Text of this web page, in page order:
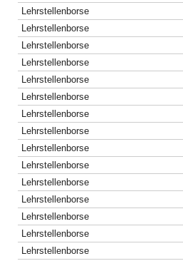
Lehrstellenborse
Lehrstellenborse
Lehrstellenborse
Lehrstellenborse
Lehrstellenborse
Lehrstellenborse
Lehrstellenborse
Lehrstellenborse
Lehrstellenborse
Lehrstellenborse
Lehrstellenborse
Lehrstellenborse
Lehrstellenborse
Lehrstellenborse
Lehrstellenborse